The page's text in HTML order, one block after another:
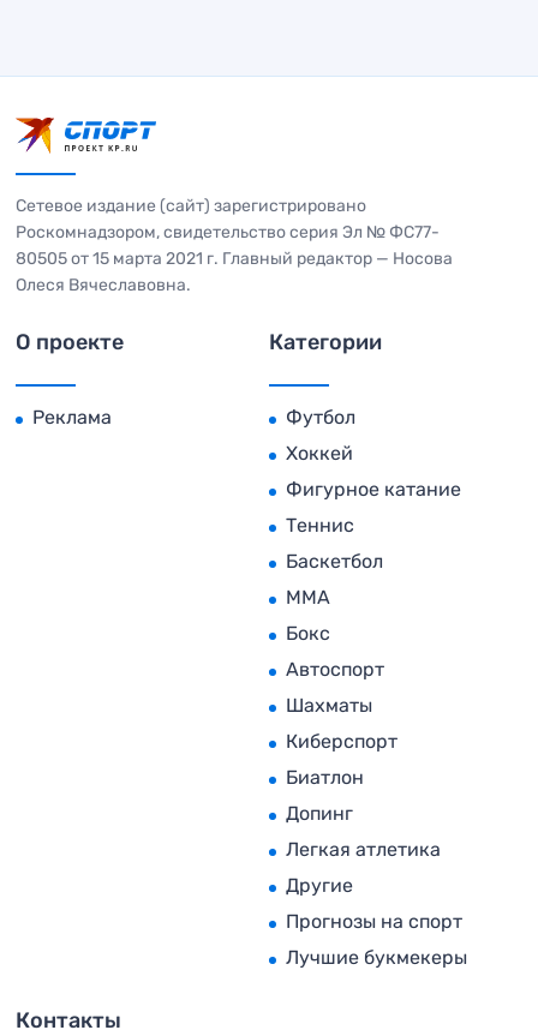
Сетевое издание (сайт) зарегистрировано
Роскомнадзором, свидетельство серия Эл № ФС77-
80505 от 15 марта 2021 г. Главный редактор — Носова
Олеся Вячеславовна.
О проекте
Реклама
Категории
Футбол
Хоккей
Фигурное катание
Теннис
Баскетбол
MMA
Бокс
Автоспорт
Шахматы
Киберспорт
Биатлон
Допинг
Легкая атлетика
Другие
Прогнозы на спорт
Лучшие букмекеры
Контакты